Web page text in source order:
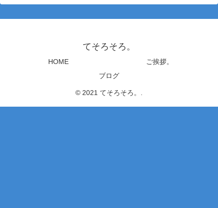
てそろそろ。
HOME
ご挨拶。
ブログ
© 2021 てそろそろ。.